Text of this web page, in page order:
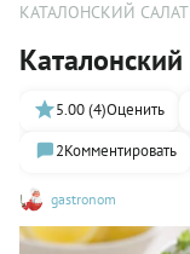
КАТАЛОНСКИЙ
gastronom
5.00 (4)Оценить
2Комментировать